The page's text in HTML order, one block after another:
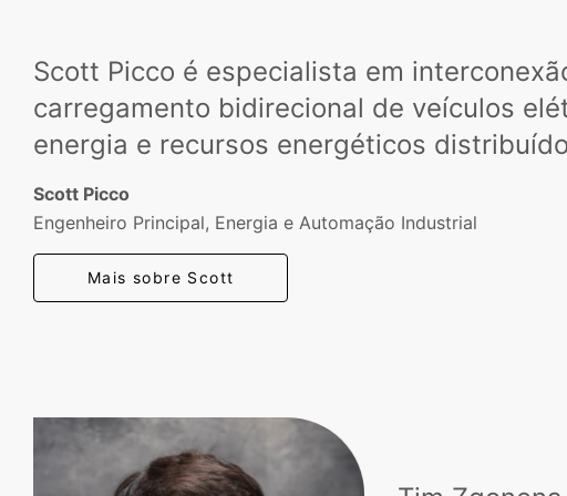
Scott Picco é especialista em
carregamento bidirecional de veículos
energia e recursos energéticos
Scott Picco
Engenheiro Principal, Energia e Automação Industrial
Mais sobre Scott